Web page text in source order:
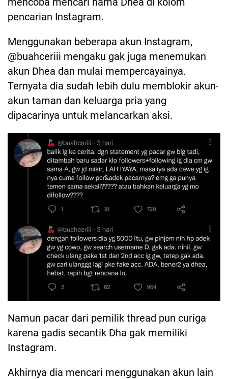
pencarian Instagram.
Menggunakan beberapa akun Instagram,
@buahceriii mengaku gak juga menemukan
akun Dhea dan mulai mempercayainya.
Ternyata dia sudah lebih dulu memblokir akun-
akun taman dan keluarga pria yang
dipacarinya untuk melancarkan aksi.
Namun pacar dari pemilik thread pun curiga
karena gadis secantik Dha gak memiliki
Instagram.
Akhirnya dia mencari menggunakan akun lain